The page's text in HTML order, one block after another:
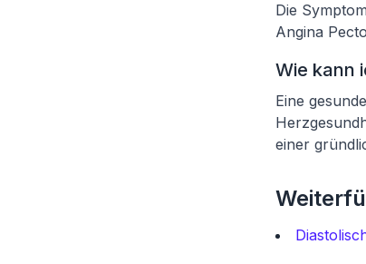
Die
Angina
Wie kann
Eine
einer